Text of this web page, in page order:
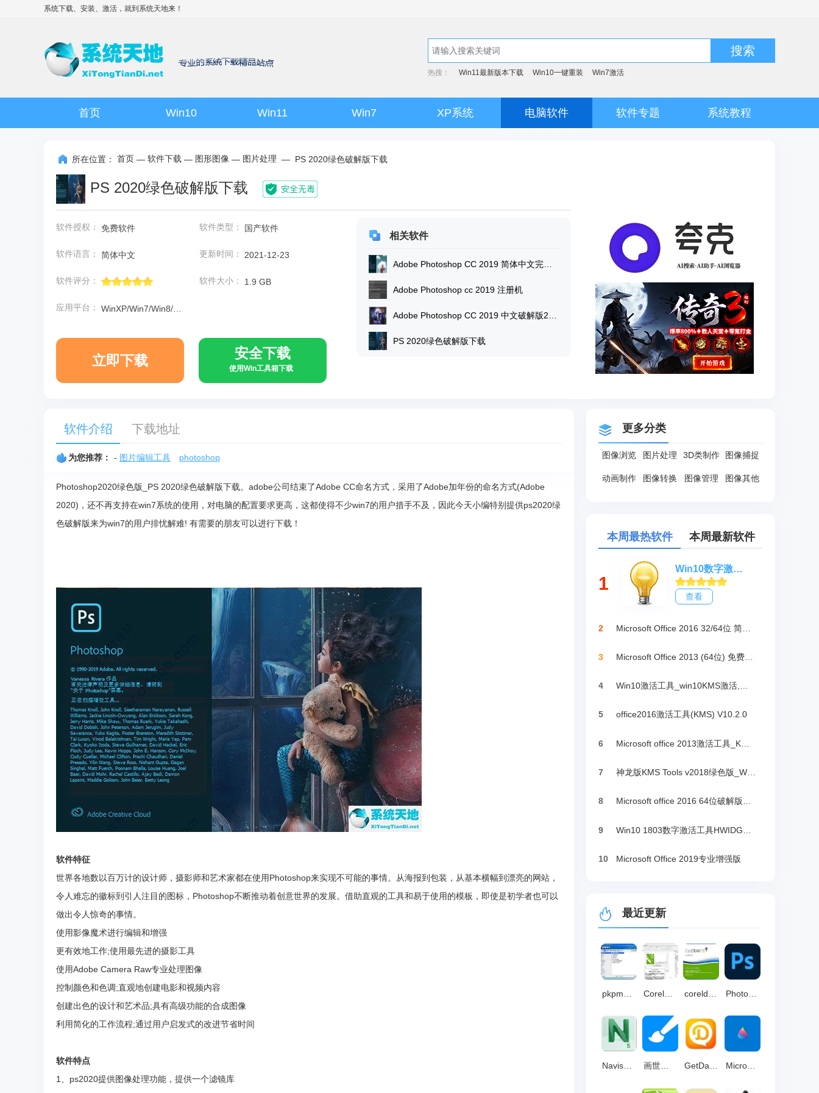
系统下载、安装、激活，就到 系统天地来！
搜索
热搜： Win11最新版本下载 Win10一键重装 Win7激活
首页 Win10 Win11 Win7 XP系统 电脑软件 软件专题 系统教程
所在位置： 首页 — 软件下载 — 图形图像 — 图片处理 — PS 2020绿色破解版下载
PS 2020绿色破解版下载
软件授权： 免费软件 软件类型： 国产软件
软件语言： 简体中文 更新时间： 2021-12-23
软件评分： 软件大小： 1.9 GB
应用平台：
立即下载 安全下载
使用Win工具箱下载
相关软件
Adobe Photoshop CC 2019 简体中文完整版下载
Adobe Photoshop cc 2019 注册机
Adobe Photoshop CC 2019 中文破解版20.0
PS 2020绿色破解版下载
软件介绍 下载地址
为您推荐： - 图片编辑工具 photoshop
Photoshop2020绿色版_PS 2020绿色破解版下载。adobe公司结束了Adobe CC命名方式，采用了Adobe加年份的命名方式(Adobe
2020)，还不再支持在win7系统的使用，对电脑的配置要求更高，这都使得不少win7的用户措手不及，因此今天小编特别提供ps2020绿
色破解版来为win7的用户排忧解难! 有需要的朋友可以进行下载！
软件特征
世界各地数以百万计的设计师，摄影师和艺术家都在使用Photoshop来实现不可能的事情。从海报到包装，从基本横幅到漂亮的网站，
令人难忘的徽标到引人注目的图标，Photoshop不断推动着创意世界的发展。借助直观的工具和易于使用的模板，即使是初学者也可以
做出令人惊奇的事情。
使用影像魔术进行编辑和增强
更有效地工作;使用最先进的摄影工具
使用Adobe Camera Raw专业处理图像
控制颜色和色调;直观地创建电影和视频内容
创建出色的设计和艺术品;具有高级功能的合成图像
利用简化的工作流程;通过用户启发式的改进节省时间
软件特点
1、ps2020提供图像处理功能，提供一个滤镜库
更多分类
图像浏览 图片处理 3D类制作 图像捕捉
动画制作 图像转换 图像管理 图像其他
本周最热软件 本周最新软件
1
Win10数字激活HWIDGen_最新win10激活工具
查看
2
3
4
5 office2016激活工具(KMS) V10.2.0
6
7
8 Microsoft office 2016 64位破解版下载
9
10 Microsoft Office 2019专业增强版
最近更新
Coreldraw x7 中文破解版25.0.0.17 Photoshop2025 电脑版v26.2.0
画世界 官方版 Microsoft Paint 3D 官方版v6.2410.13017